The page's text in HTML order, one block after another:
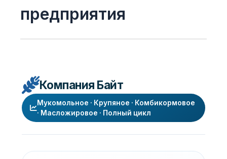
предприятия
Компания Байт
Мукомольное · Крупяное · Комбикормовое
· Масложировое · Полный цикл